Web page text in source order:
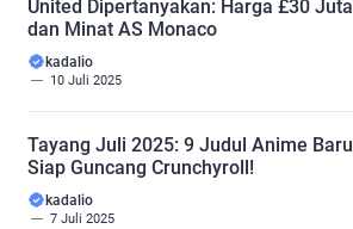
United Dipertanyakan: Harga £30 Juta
dan Minat AS Monaco
kadalio
10 Juli 2025
Tayang Juli 2025: 9 Judul Anime Baru
Siap Guncang Crunchyroll!
kadalio
7 Juli 2025